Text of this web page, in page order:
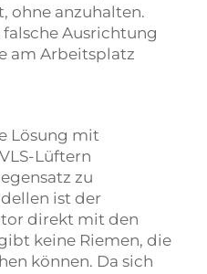
ohne anzuhalten.
Ausrichtung
am Arbeitsplatz
Lösung mit
Lüftern
zu
ist der
direkt mit den
keine Riemen, die
können. Da sich